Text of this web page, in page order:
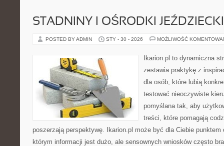
STADNINY I OŚRODKI
POSTED BY ADMIN STY - 30 - 2026 MOŻLIWOŚĆ
Ikarion.pl to dynamiczna
zestawia praktykę z
dla osób, które lubią
testować nieoczywiste
pomyślana tak, aby
treści, które pomagają
poszerzają perspektywę. Ikarion.pl może być dla Ciebie punktem
którym informacji jest dużo, ale sensownych wniosków często